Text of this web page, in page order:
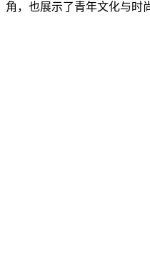
角，也展示了青年文化与时